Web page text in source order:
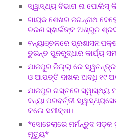
ସ୍ୱାସ୍ଥ୍ୟ ବିଭାଗ ନା ପୋଲିସ୍
ଗାୟକ ଶେଖର ଜଗନ୍ନାଥ
ଚରଣ ସ୍ଵାଇଁଙ୍କ ଅଶ୍ରୁଳ
ବନ୍ୟାଞ୍ଚଳରେ
ତୁରନ୍ତ ପୁନରୁଦ୍ଧାର କାର୍ଯ୍ୟ
ଯାଜପୁର ଜିଲ୍ଲା ରେ
ଓ ଆପତ୍ତି ଦାଖଲ ଅବଧି ୧୯
ଯାଜପୁର ଗସ୍ତରେ ସ୍ୱାସ୍ଥ୍ୟ
ବନ୍ୟା ପରବର୍ତ୍ତୀ
କଲେ ସମୀକ୍ଷା।
*ସୋହେଲାରେ ମର୍ମନ୍ତୁଦ ସଡ଼କ
ମୃତ୍ୟୁ*